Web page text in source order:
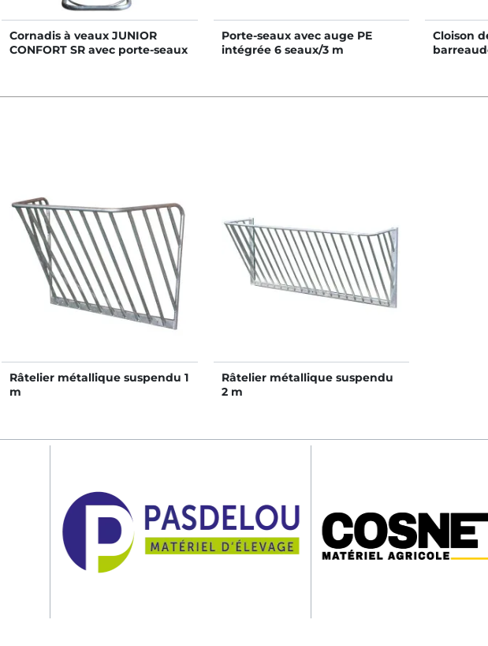
Cornadis à veaux JUNIOR
CONFORT SR avec porte-seaux
Porte-seaux avec auge PE
intégrée 6 seaux/3 m
Cloison
Râtelier métallique suspendu 1
m
Râtelier métallique suspendu
2 m